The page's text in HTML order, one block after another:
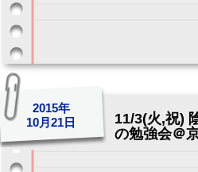
11/3(火,祝)
の勉強会＠
2015年
10月21日